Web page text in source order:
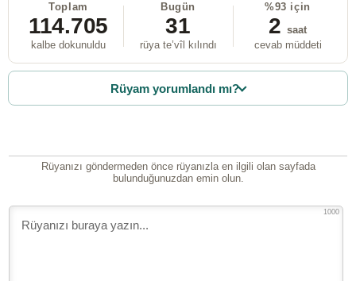
Toplam
114.705
kalbe dokunuldu
Bugün
31
rüya te’vîl kılındı
%93 için
2 saat
cevab müddeti
Rüyam yorumlandı mı?
Rüyanızı göndermeden önce rüyanızla en ilgili olan sayfada
bulunduğunuzdan emin olun.
1000